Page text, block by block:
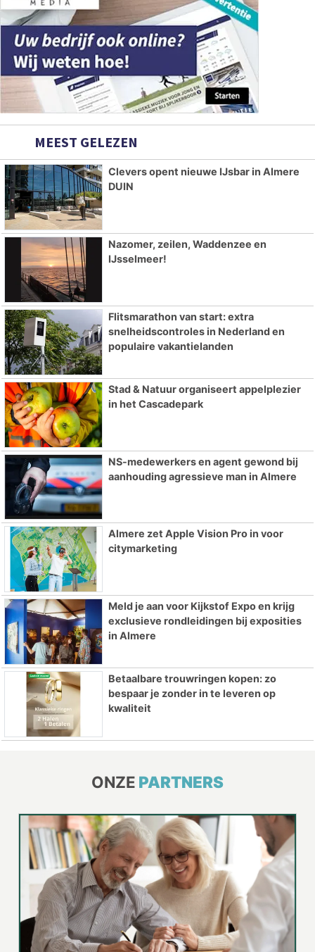
MEEST GELEZEN
Clevers opent nieuwe IJsbar in Almere
DUIN
Nazomer, zeilen, Waddenzee en
IJsselmeer!
Flitsmarathon van start: extra
snelheidscontroles in Nederland en
populaire vakantielanden
Stad & Natuur organiseert appelplezier
in het Cascadepark
NS-medewerkers en agent gewond bij
aanhouding agressieve man in Almere
Almere zet Apple Vision Pro in voor
citymarketing
Meld je aan voor Kijkstof Expo en krijg
exclusieve rondleidingen bij exposities
in Almere
Betaalbare trouwringen kopen: zo
bespaar je zonder in te leveren op
kwaliteit
ONZE PARTNERS